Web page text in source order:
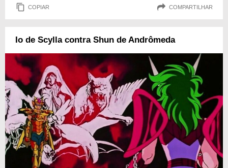
COPIAR COMPARTILHAR
Io de Scylla contra Shun de Andrômeda